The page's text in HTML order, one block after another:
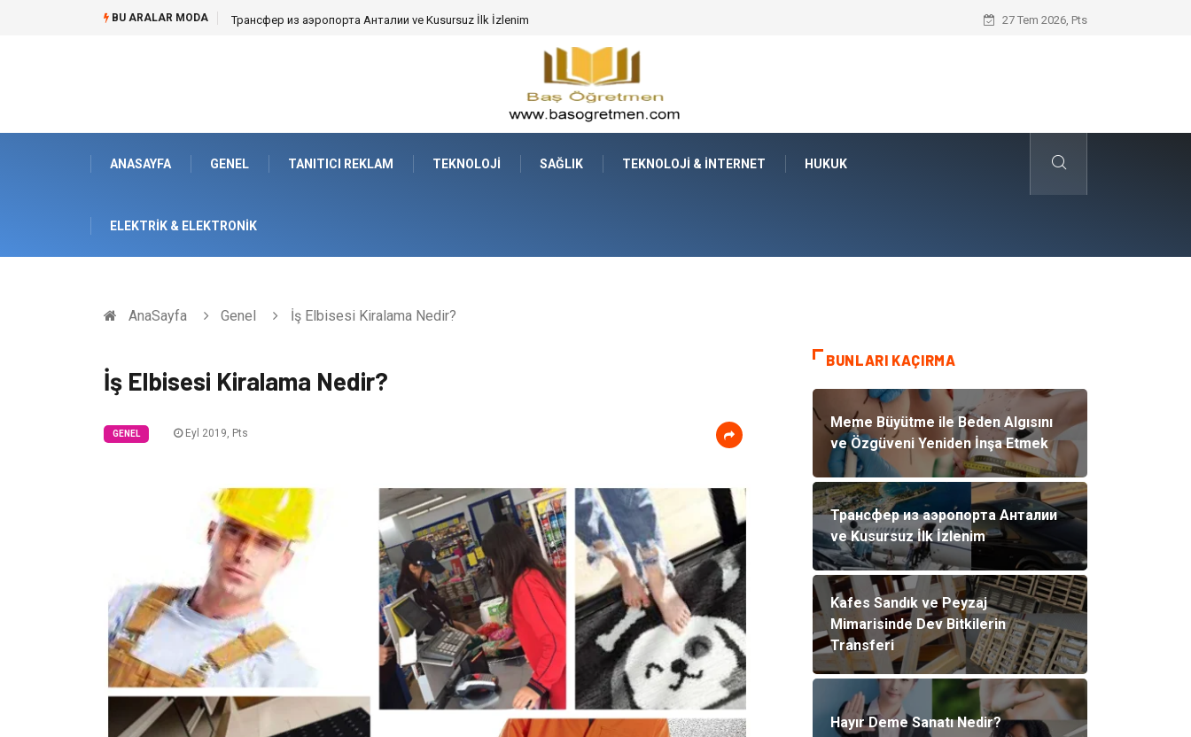
BU ARALAR MODA Kafes Sandık ve Peyzaj Mimarisinde Dev Bitkilerin Transferi Hayır Deme Sanatı Nedir?
27 Tem 2026, Pts
ANASAYFA GENEL TANITICI REKLAM TEKNOLOJI SAĞLIK TEKNOLOJI & İNTERNET HUKUK
ELEKTRIK & ELEKTRONIK
AnaSayfa Genel İş Elbisesi Kiralama Nedir?
İş Elbisesi Kiralama Nedir?
GENEL Eyl 2019, Pts
BUNLARI KAÇIRMA
Meme Büyütme ile Beden Algısını
ve Özgüveni Yeniden İnşa Etmek
Трансфер из аэропорта Анталии
ve Kusursuz İlk İzlenim
Kafes Sandık ve Peyzaj
Mimarisinde Dev Bitkilerin
Transferi
Hayır Deme Sanatı Nedir?